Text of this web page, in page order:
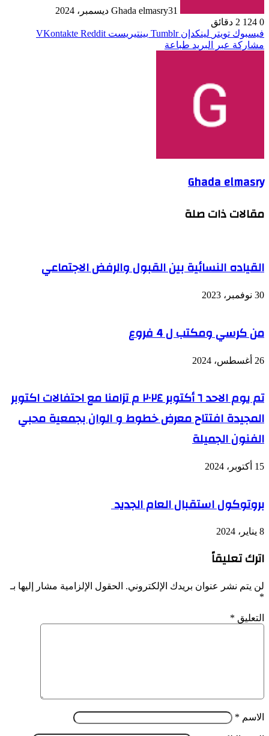
Ghada elmasry31 ديسمبر، 2024
0
2 دقائق
فيسبوك تويتر لينكدإن بينتيريست
مشاركة عبر البريد طباعة
Ghada elmasry
مقالات ذات صلة
القياده النسائية بين القبول والرفض الاجتماعي
30 نوفمبر، 2023
من كرسي ومكتب ل 4 فروع
26 أغسطس، 2024
تم يوم الاحد ٦ أكتوبر ٢٠٢٤ م تزامنا مع احتفالات اكتوبر
المجيدة افتتاح معرض خطوط و الوان بجمعية محبي
الفنون الجميلة
15 أكتوبر، 2024
بروتوكول استقبال العام الجديد
8 يناير، 2024
اترك تعليقاً
لن يتم نشر عنوان بريدك الإلكتروني. الحقول الإلزامية مشار إليها بـ
*
التعليق *
الاسم *